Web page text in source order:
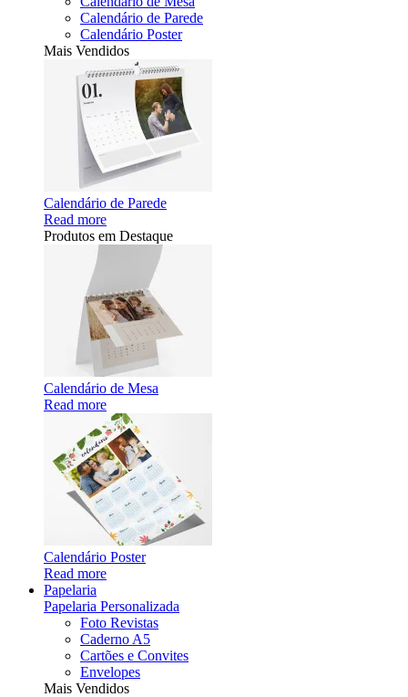
Calendário de Parede
Calendário Poster
Mais Vendidos
Calendário de Parede
Read more
Produtos em Destaque
Calendário de Mesa
Read more
Calendário Poster
Read more
Papelaria
Papelaria Personalizada
Foto Revistas
Caderno A5
Cartões e Convites
Envelopes
Mais Vendidos